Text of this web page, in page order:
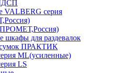
VALBERG серия
шкафы для раздевалок
ПРАКТИК
ML(усиленные)
LS